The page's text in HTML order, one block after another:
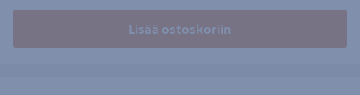
Lisää ostoskoriin